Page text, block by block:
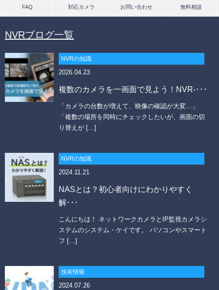
NVRブログ一覧
NVRの知識
2026.04.23
複数のカメラを一画面で見よう！NVR-･･･
「カメラの台数が増えて、映像の確認が大変…」
「複数の場所を同時にチェックしたいが、画面の切
り替えが […]
NVRの知識
2024.11.21
NASとは？初心者向けにわかりやすく
解･･･
こんにちは！ ネットワークカメラとIP監視カメラシ
ステムのシステム・ケイです。 パソコンやスマート
フ […]
技術情報
2024.07.26